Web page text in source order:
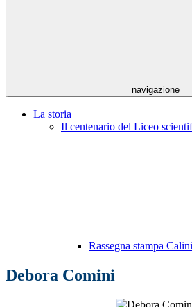
navigazione
La storia
Il centenario del Liceo
Rassegna stampa
Debora Comini